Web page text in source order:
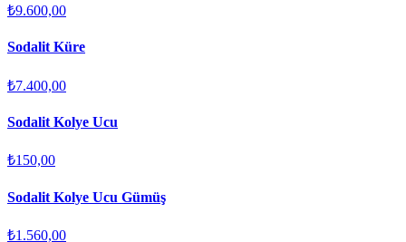
₺9.600,00
Sodalit Küre
₺7.400,00
Sodalit Kolye Ucu
₺150,00
Sodalit Kolye Ucu Gümüş
₺1.560,00